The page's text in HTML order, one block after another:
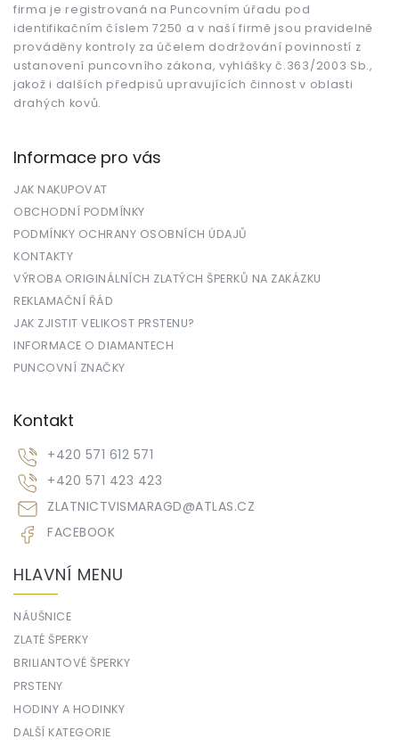
firma je registrovaná na Puncovním úřadu pod
identifikačním číslem 7250 a v naší firmě jsou pravidelně
prováděny kontroly za účelem dodržování povinností z
ustanovení puncovního zákona, vyhlášky č.363/2003 Sb.,
jakož i dalších předpisů upravujících činnost v oblasti
drahých kovů.
Informace pro vás
JAK NAKUPOVAT
OBCHODNÍ PODMÍNKY
PODMÍNKY OCHRANY OSOBNÍCH ÚDAJŮ
KONTAKTY
VÝROBA ORIGINÁLNÍCH ZLATÝCH ŠPERKŮ NA ZAKÁZKU
REKLAMAČNÍ ŘÁD
JAK ZJISTIT VELIKOST PRSTENU?
INFORMACE O DIAMANTECH
PUNCOVNÍ ZNAČKY
Kontakt
ZLATNICTVISMARAGD@ATLAS.CZ
+420 571 612 571
+420 571 423 423
FACEBOOK
HLAVNÍ MENU
NÁUŠNICE
ZLATÉ ŠPERKY
BRILIANTOVÉ ŠPERKY
PRSTENY
HODINY A HODINKY
DALŠÍ KATEGORIE